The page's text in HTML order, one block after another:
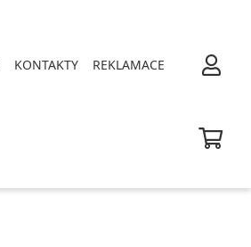
KONTAKTY REKLAMACE